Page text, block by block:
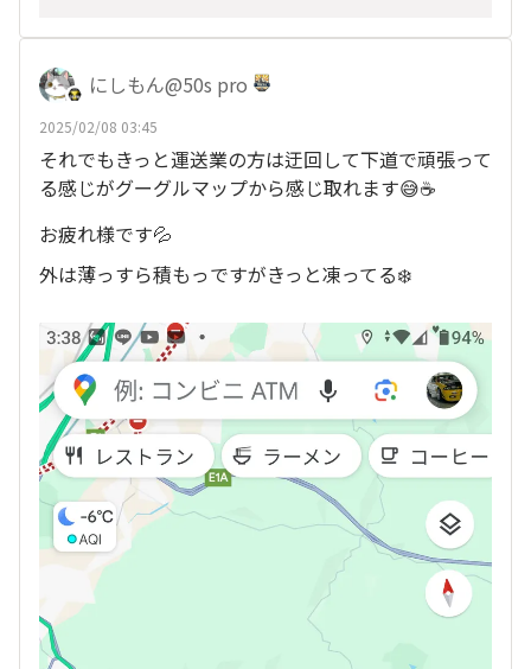
にしもん@50s pro
2025/02/08 03:45
それでもきっと運送業の方は迂回して下道で頑張って
る感じがグーグルマップから感じ取れます😅☕
お疲れ様です💦
外は薄っすら積もっですがきっと凍ってる❄️